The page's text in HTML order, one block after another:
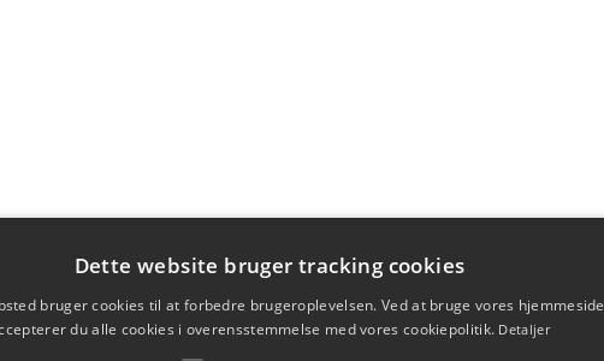
Dette website bruger tracking cookies
bruger cookies til at forbedre brugeroplevelsen. Ved at bruge vores hjemmeside
du alle cookies i overensstemmelse med vores cookiepolitik. Detaljer